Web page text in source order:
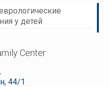
у детей
Center
44/1